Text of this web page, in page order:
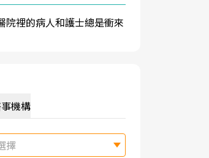
院裡的病人和護士總是衝來
機構
擇